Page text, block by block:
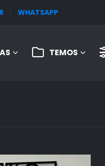
WHATSAPP
TEMOS